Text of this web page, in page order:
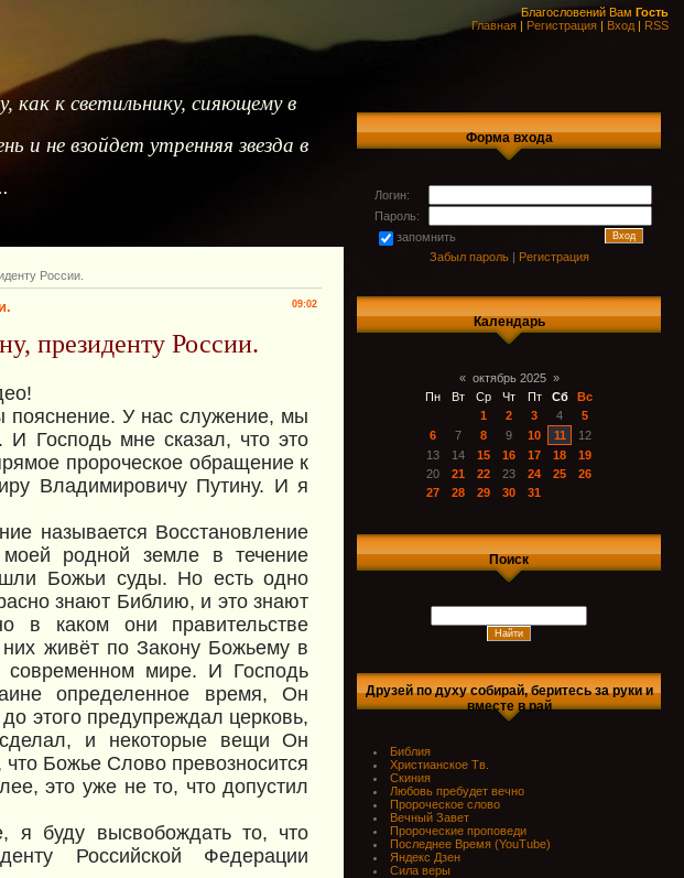
Благословений Вам Гость
Главная | Регистрация | Вход | RSS
как к светильнику, сияющему в
и не взойдет утренняя звезда в
России.
09:02
президенту России.
У нас служение, мы
Господь мне сказал, что это
пророческое обращение к
Владимировичу Путину. И я
называется Восстановление
родной земле в течение
Божьи суды. Но есть одно
знают Библию, и это знают
в каком они правительстве
живёт по Закону Божьему в
мире. И Господь
определенное время, Он
этого предупреждал церковь,
и некоторые вещи Он
Божье Слово превозносится
это уже не то, что допустил
я буду высвобождать то, что
Российской Федерации
Форма входа
Логин:
Пароль:
запомнить
Забыл пароль| Регистрация
Календарь
« октябрь 2025 »
Пн
Вт Ср Чт Пт Сб
Вс
1
2 3 4
5
6
7 8 9 10 11
12
13
14 15 16 17 18
19
20
21 22 23 24 25
26
27
28 29 30 31
Поиск
Друзей по духу собирай, беритесь за руки и
вместе в рай
Библия
Христианское Тв.
Скиния
Любовь пребудет вечно
Пророческое слово
Вечный Завет
Пророческие проповеди
Последнее Время (YouTube)
Яндекс Дзен
Сила веры